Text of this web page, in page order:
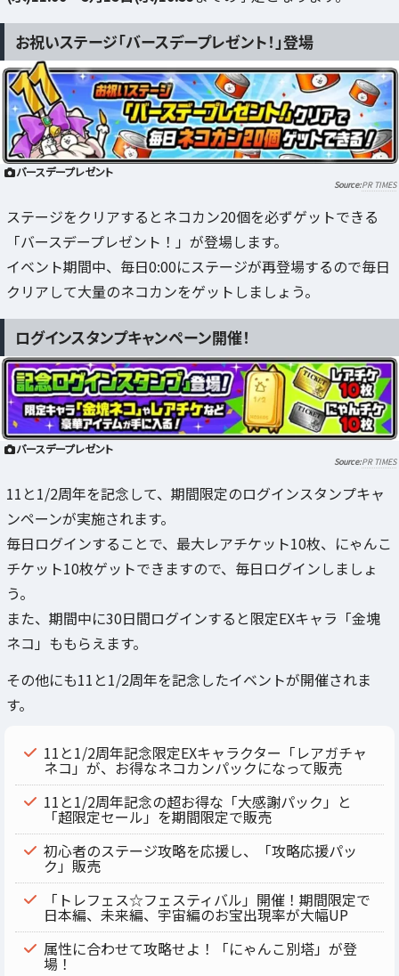
お祝いステージ「バースデープレゼント！」登場
バースデープレゼント
PR TIMES
ステージをクリアするとネコカン20個を必ずゲットできる
「バースデープレゼント！」が登場します。
イベント期間中、毎日0:00にステージが再登場するので毎日
クリアして大量のネコカンをゲットしましょう。
ログインスタンプキャンペーン開催！
バースデープレゼント
PR TIMES
11と1/2周年を記念して、期間限定のログインスタンプキャ
ンペーンが実施されます。
毎日ログインすることで、最大レアチケット10枚、にゃんこ
チケット10枚ゲットできますので、毎日ログインしましょ
う。
また、期間中に30日間ログインすると限定EXキャラ「金塊
ネコ」ももらえます。
その他にも11と1/2周年を記念したイベントが開催されま
す。
11と1/2周年記念限定EXキャラクター「レアガチャ
ネコ」が、お得なネコカンパックになって販売
11と1/2周年記念の超お得な「大感謝パック」と
「超限定セール」を期間限定で販売
初心者のステージ攻略を応援し、「攻略応援パッ
ク」販売
「トレフェス☆フェスティバル」開催！期間限定で
日本編、未来編、宇宙編のお宝出現率が大幅UP
属性に合わせて攻略せよ！「にゃんこ別塔」が登
場！